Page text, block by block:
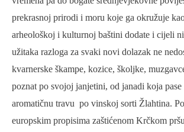
prekrasnoj prirodi i moru koje ga okružuje
arheološkoj i kulturnoj baštini dodate i cijeli
užitaka razloga za svaki novi dolazak ne
kvarnerske škampe, kozice, školjke,
poznat po svojoj janjetini, od janadi koja pase
aromatičnu travu po vinskoj sorti Žlahtina.
europskim propisima zaštićenom Krčkom